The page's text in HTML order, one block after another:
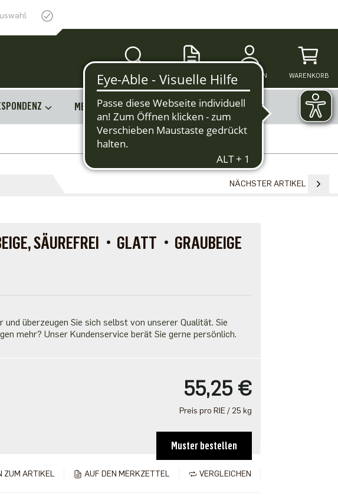
SUCHE MERKZETTEL ANMELDEN WARENKORB
MEHR
NÄCHSTER ARTIKEL
SÄUREFREI・GLATT・GRAUBEIGE
überzeugen Sie sich selbst von unserer Qualität. Sie
mehr? Unser Kundenservice berät Sie gerne persönlich.
55,25 €
Preis pro RIE / 25 kg
Muster bestellen
VERGLEICHEN
AUF DEN MERKZETTEL
ZUM ARTIKEL